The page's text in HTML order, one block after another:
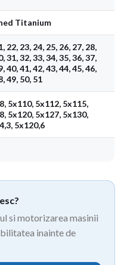
Titanium
22, 23, 24, 25, 26, 27, 28,
31, 32, 33, 34, 35, 36, 37,
40, 41, 42, 43, 44, 45, 46,
49, 50, 51
5x110, 5x112, 5x115,
5x120, 5x127, 5x130,
5x120,6
si motorizarea masinii
inainte de